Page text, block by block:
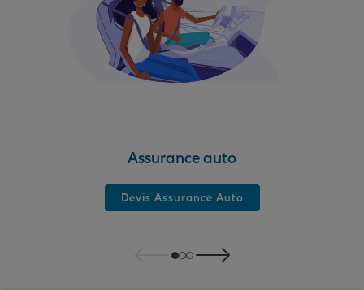
Assurance auto
Devis Assurance Auto